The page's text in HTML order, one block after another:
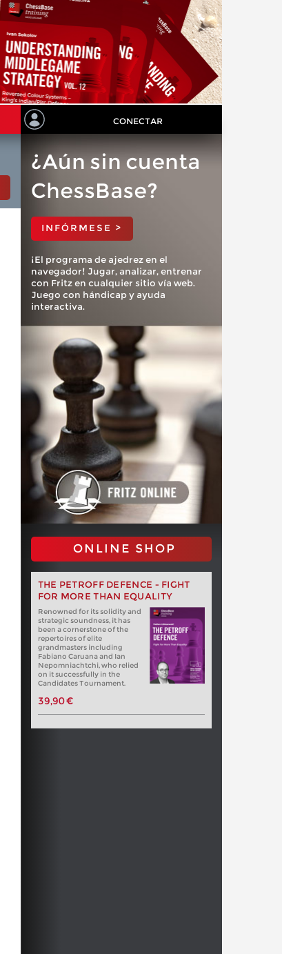
CONECTAR
¿Aún sin cuenta
ChessBase?
INFÓRMESE >
¡El programa de ajedrez en el
navegador! Jugar, analizar, entrenar
con Fritz en cualquier sitio vía web.
Juego con hándicap y ayuda
interactiva.
ONLINE SHOP
THE PETROFF DEFENCE - FIGHT
FOR MORE THAN EQUALITY
Renowned for its solidity and
strategic soundness, it has
been a cornerstone of the
repertoires of elite
grandmasters including
Fabiano Caruana and Ian
Nepomniachtchi, who relied
on it successfully in the
Candidates Tournament.
39,90 €